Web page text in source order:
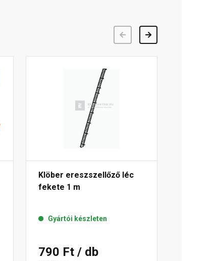
Klöber ereszszellőző léc
fekete 1 m
Gyártói készleten
790 Ft / db